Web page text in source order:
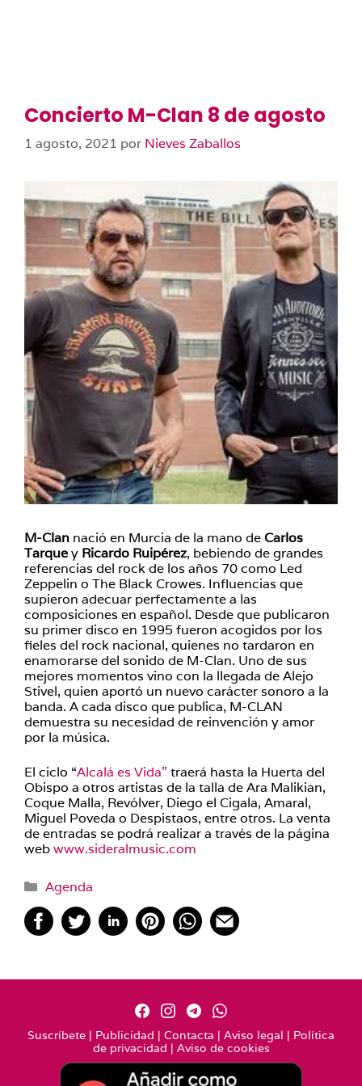
Concierto M-Clan 8 de agosto
1 agosto, 2021 por Nieves Zaballos
M-Clan nació en Murcia de la mano de Carlos
Tarquey Ricardo Ruipérez, bebiendo de grandes
referencias del rock de los años 70 como Led
Zeppelin o The Black Crowes. Influencias que
supieron adecuar perfectamente a las
composiciones en español. Desde que publicaron
su primer disco en 1995 fueron acogidos por los
fieles del rock nacional, quienes no tardaron en
enamorarse del sonido de M-Clan. Uno de sus
mejores momentos vino con la llegada de Alejo
Stivel, quien aportó un nuevo carácter sonoro a la
banda. A cada disco que publica, M-CLAN
demuestra su necesidad de reinvención y amor
por la música.
El ciclo “Alcalá es Vida” traerá hasta la Huerta del
Obispo a otros artistas de la talla de Ara Malikian,
Coque Malla, Revólver, Diego el Cigala, Amaral,
Miguel Poveda o Despistaos, entre otros. La venta
de entradas se podrá realizar a través de la página
webwww.sideralmusic.com
Categorías
Agenda
Suscríbete | Publicidad | Contacta | Aviso legal | Política
de privacidad | Aviso de cookies